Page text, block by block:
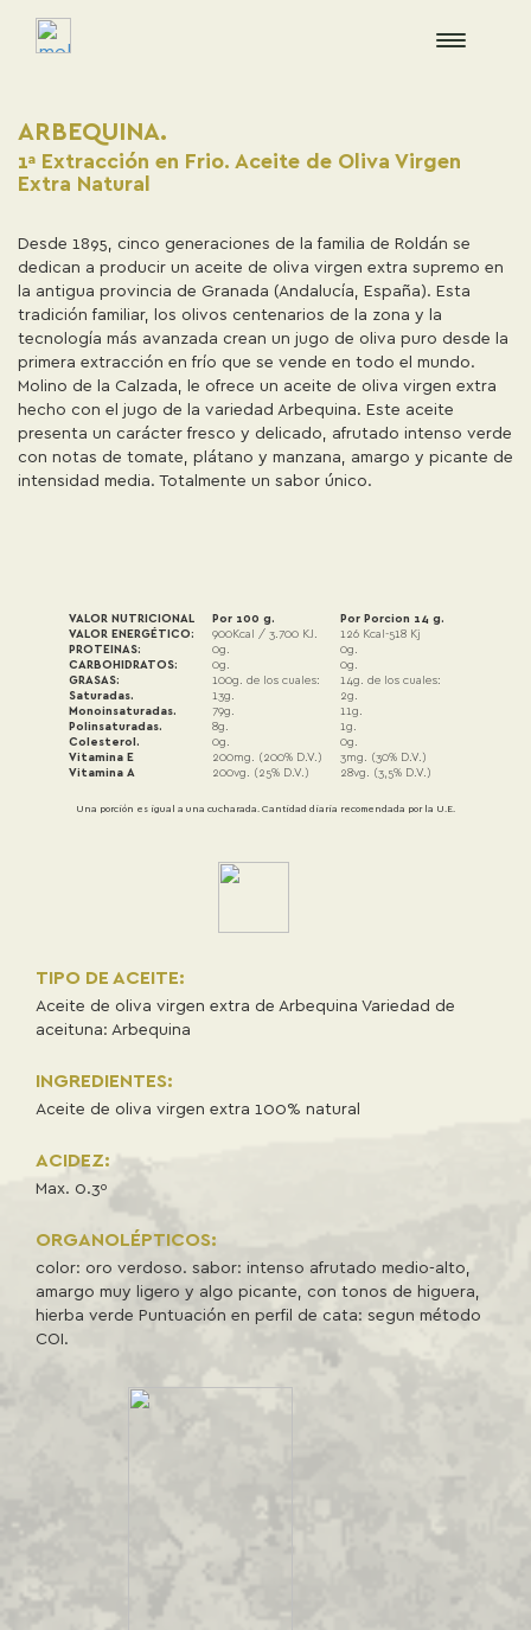
ARBEQUINA.
1ª Extracción en Frio. Aceite de Oliva Virgen
Extra Natural
Desde 1895, cinco generaciones de la familia de Roldán se
dedican a producir un aceite de oliva virgen extra supremo en
la antigua provincia de Granada (Andalucía, España). Esta
tradición familiar, los olivos centenarios de la zona y la
tecnología más avanzada crean un jugo de oliva puro desde la
primera extracción en frío que se vende en todo el mundo.
Molino de la Calzada, le ofrece un aceite de oliva virgen extra
hecho con el jugo de la variedad Arbequina. Este aceite
presenta un carácter fresco y delicado, afrutado intenso verde
con notas de tomate, plátano y manzana, amargo y picante de
intensidad media. Totalmente un sabor único.
VALOR NUTRICIONAL Por 100 g.
Por Porcion 14 g.
VALOR ENERGÉTICO:
900Kcal / 3.700 KJ.
126 Kcal-518 Kj
PROTEINAS:
0g.
0g.
CARBOHIDRATOS:
0g.
0g.
GRASAS:
100g. de los cuales:
14g. de los cuales:
Saturadas.
13g.
2g.
Monoinsaturadas.
79g.
11g.
Polinsaturadas.
8g.
1g.
Colesterol.
0g.
0g.
Vitamina E
200mg. (200% D.V.)
3mg. (30% D.V.)
Vitamina A
200vg. (25% D.V.) 28vg. (3,5% D.V.)
Una porción es igual a una cucharada. Cantidad diaria recomendada por la U.E.
TIPO DE ACEITE:
Aceite de oliva virgen extra de Arbequina Variedad de
aceituna: Arbequina
INGREDIENTES:
Aceite de oliva virgen extra 100% natural
ACIDEZ:
Max. 0.3º
ORGANOLÉPTICOS:
color: oro verdoso. sabor: intenso afrutado medio-alto,
amargo muy ligero y algo picante, con tonos de higuera,
hierba verde Puntuación en perfil de cata: segun método
COI.